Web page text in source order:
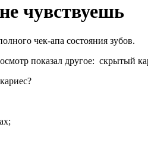
чувствуешь
чек-апа состояния зубов.
показал другое: скрытый